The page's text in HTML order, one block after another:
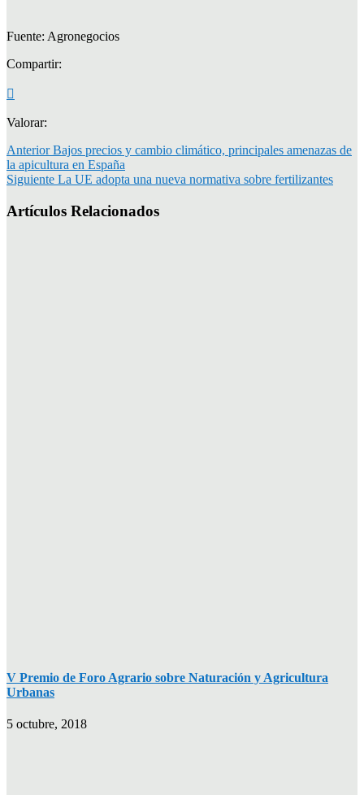
Fuente: Agronegocios
Compartir:
Valorar:
Anterior Bajos precios y cambio climático, principales amenazas de
la apicultura en España
Siguiente La UE adopta una nueva normativa sobre fertilizantes
Artículos Relacionados
V Premio de Foro Agrario sobre Naturación y Agricultura
Urbanas
5 octubre, 2018